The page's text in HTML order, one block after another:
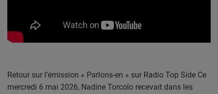
Team Building Radio
CÔTE D'AZUR
Retour sur l’émission « Parlons-en » sur Radio Top Side Ce
mercredi 6 mai 2026, Nadine Torcolo recevait dans les